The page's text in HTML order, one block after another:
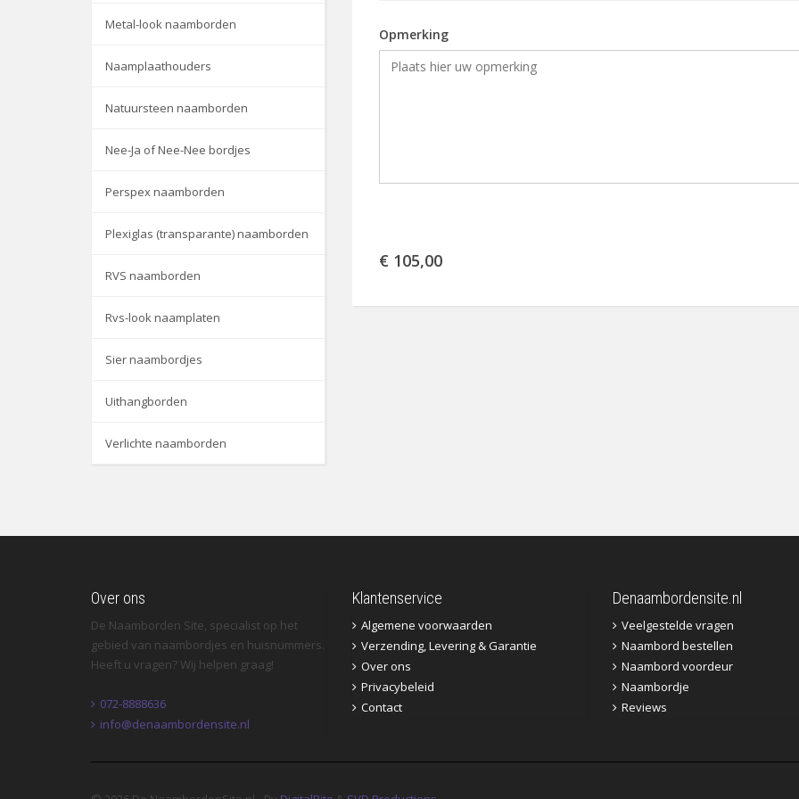
Metal-look naamborden
Naamplaathouders
Natuursteen naamborden
Nee-Ja of Nee-Nee bordjes
Perspex naamborden
Plexiglas (transparante) naamborden
RVS naamborden
Rvs-look naamplaten
Sier naambordjes
Uithangborden
Verlichte naamborden
Opmerking
€ 105,00
Over ons
De Naamborden Site, specialist op het
gebied van naambordjes en huisnummers.
Heeft u vragen? Wij helpen graag!
072-8888636
info@denaambordensite.nl
Klantenservice
Algemene voorwaarden
Verzending, Levering & Garantie
Over ons
Privacybeleid
Contact
Denaambordensite.nl
Veelgestelde vragen
Naambord bestellen
Naambord voordeur
Naambordje
Reviews